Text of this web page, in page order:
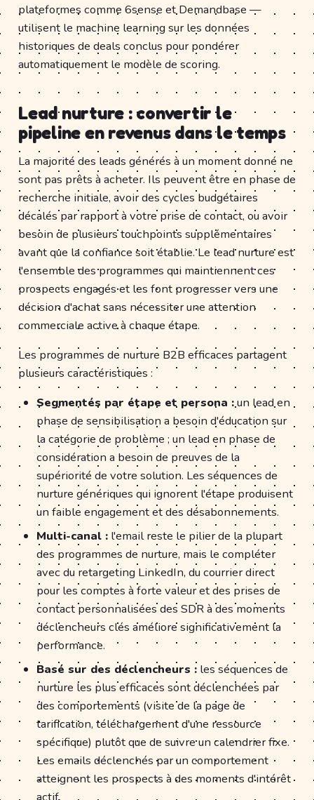
plateformes comme 6sense et Demandbase —
utilisent le machine learning sur les données
historiques de deals conclus pour pondérer
automatiquement le modèle de scoring.
Lead nurture : convertir le
pipeline en revenus dans le temps
La majorité des leads générés à un moment donné ne
sont pas prêts à acheter. Ils peuvent être en phase de
recherche initiale, avoir des cycles budgétaires
décalés par rapport à votre prise de contact, ou avoir
besoin de plusieurs touchpoints supplémentaires
avant que la confiance soit établie. Le lead nurture est
l'ensemble des programmes qui maintiennent ces
prospects engagés et les font progresser vers une
décision d'achat sans nécessiter une attention
commerciale active à chaque étape.
Les programmes de nurture B2B efficaces partagent
plusieurs caractéristiques :
Segmentés par étape et persona :un lead en
phase de sensibilisation a besoin d'éducation sur
la catégorie de problème ; un lead en phase de
considération a besoin de preuves de la
supériorité de votre solution. Les séquences de
nurture génériques qui ignorent l'étape produisent
un faible engagement et des désabonnements.
Multi-canal : l'email reste le pilier de la plupart
des programmes de nurture, mais le compléter
avec du retargeting LinkedIn, du courrier direct
pour les comptes à forte valeur et des prises de
contact personnalisées des SDR à des moments
déclencheurs clés améliore significativement la
performance.
Basé sur des déclencheurs : les séquences de
nurture les plus efficaces sont déclenchées par
des comportements (visite de la page de
tarification, téléchargement d'une ressource
spécifique) plutôt que de suivre un calendrier fixe.
Les emails déclenchés par un comportement
atteignent les prospects à des moments d'intérêt
actif.